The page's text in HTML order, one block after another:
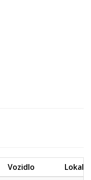
Vozidlo